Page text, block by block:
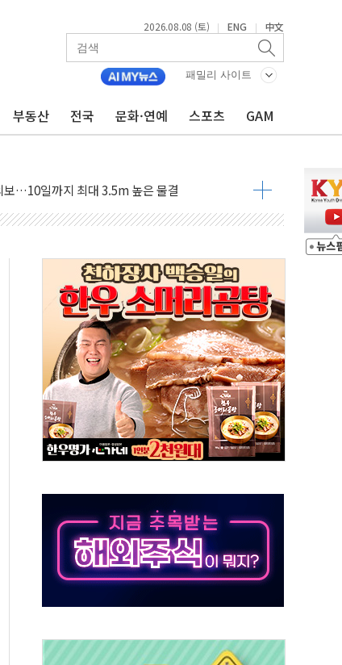
2026.08.08 (토) | ENG | 中文
패밀리 사이트
부동산 전국 문화·연예 스포츠 GAM
의 날 참석..."국제적 시민 연대로 목소리 내야"
중 실종 60대 나흘만에 숨진 채 발견
받아친 정청래…제주 연설서 신경전 고조
지시…與 "적극 환영"·野 "졸속 국정"
23명…정부, 비상대응기구 가동
베이징도 부동산 규제 철폐
' 운영…페르세우스 유성우 관측
50mm 이상 폭우…호우경보 발효
져…온열질환 여부 조사
험 오전 집중 편성…체감온도 38도 넘으면 중단
방지법' 전면 재검토 지시
당 20~30mm 강한 비...가뭄 해소될 듯
내륙 곳곳 소나기
, 민주당 스스로 원칙 뒤집는 것"
주·진천 35도, 곳곳 소나기